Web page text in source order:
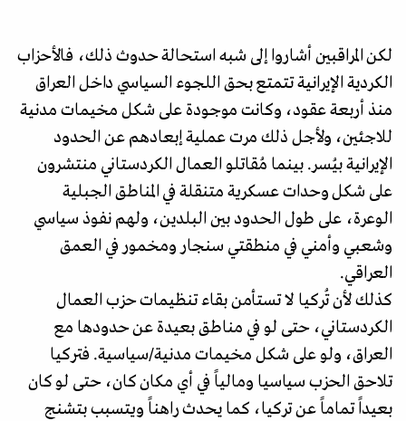
لكن المراقبين أشاروا إلى شبه استحالة حدوث ذلك، فالأحزاب
الكردية الإيرانية تتمتع بحق اللجوء السياسي داخل العراق
منذ أربعة عقود، وكانت موجودة على شكل مخيمات مدنية
للاجئين، ولأجل ذلك مرت عملية إبعادهم عن الحدود
الإيرانية بيُسر. بينما مُقاتلو العمال الكردستاني منتشرون
على شكل وحدات عسكرية متنقلة في المناطق الجبلية
الوعرة، على طول الحدود بين البلدين، ولهم نفوذ سياسي
وشعبي وأمني في منطقتي سنجار ومخمور في العمق
العراقي.
كذلك لأن تُركيا لا تستأمن بقاء تنظيمات حزب العمال
الكردستاني، حتى لو في مناطق بعيدة عن حدودها مع
العراق، ولو على شكل مخيمات مدنية/سياسية. فتركيا
تلاحق الحزب سياسيا ومالياً في أي مكان كان، حتى لو كان
بعيداً تماماً عن تركيا، كما يحدث راهناً ويتسبب بتشنج